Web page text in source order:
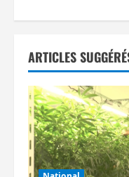
v
g
a
t
i
ARTICLES